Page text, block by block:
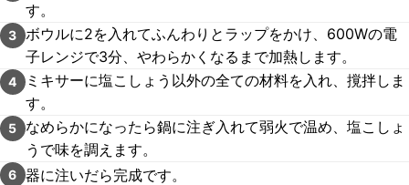
す。
3 ボウルに2を入れてふんわりとラップをかけ、600Wの電
子レンジで3分、やわらかくなるまで加熱します。
4
ミキサーに塩こしょう以外の全ての材料を入れ、撹拌しま
す。
5
なめらかになったら鍋に注ぎ入れて弱火で温め、塩こしょ
うで味を調えます。
6 器に注いだら完成です。